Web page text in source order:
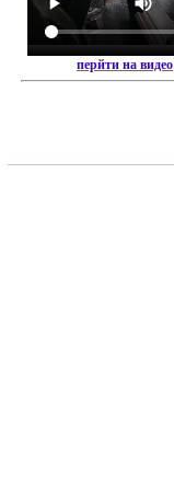
перйти на видео